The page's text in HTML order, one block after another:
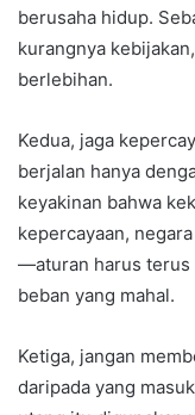
berusaha hidup.
kurangnya
berlebihan.
Kedua, jaga
berjalan hanya
keyakinan bahwa
kepercayaan,
—aturan harus terus
beban yang mahal.
Ketiga, jangan
daripada yang